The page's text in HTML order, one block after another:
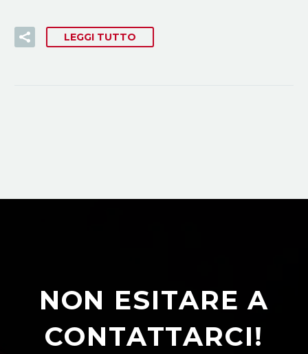
LEGGI TUTTO
NON ESITARE A
CONTATTARCI!